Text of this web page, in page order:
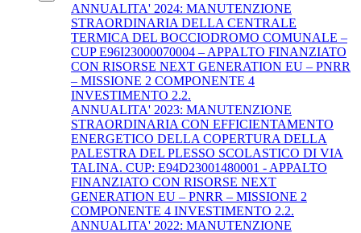
ANNUALITA' 2024: MANUTENZIONE
STRAORDINARIA DELLA CENTRALE
TERMICA DEL BOCCIODROMO COMUNALE –
CUP E96I23000070004 – APPALTO FINANZIATO
CON RISORSE NEXT GENERATION EU – PNRR
– MISSIONE 2 COMPONENTE 4
INVESTIMENTO 2.2.
ANNUALITA' 2023: MANUTENZIONE
STRAORDINARIA CON EFFICIENTAMENTO
ENERGETICO DELLA COPERTURA DELLA
PALESTRA DEL PLESSO SCOLASTICO DI VIA
TALINA. CUP: E94D23001480001 - APPALTO
FINANZIATO CON RISORSE NEXT
GENERATION EU – PNRR – MISSIONE 2
COMPONENTE 4 INVESTIMENTO 2.2.
ANNUALITA' 2022: MANUTENZIONE